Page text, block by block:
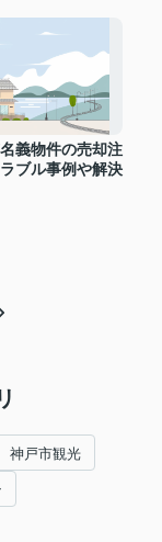
義物件の売却注
ブル事例や解決
神戸市観光